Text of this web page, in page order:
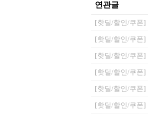
연관글
[핫딜/할인/쿠폰]
[핫딜/할인/쿠폰]
[핫딜/할인/쿠폰]
[핫딜/할인/쿠폰]
[핫딜/할인/쿠폰]
[핫딜/할인/쿠폰]